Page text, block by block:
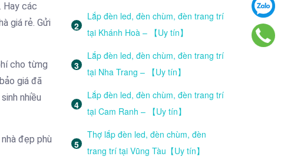
Hay các
giá rẻ. Gửi
cho từng
giá đã
nhiều
đẹp phù
Lắp đèn led, đèn chùm, đèn trang trí
tại Khánh Hoà – 【Uy tín】
Lắp đèn led, đèn chùm, đèn trang trí
tại Nha Trang – 【Uy tín】
Lắp đèn led, đèn chùm, đèn trang trí
tại Cam Ranh – 【Uy tín】
Thợ lắp đèn led, đèn chùm, đèn
trang trí tại Vũng Tàu【Uy tín】